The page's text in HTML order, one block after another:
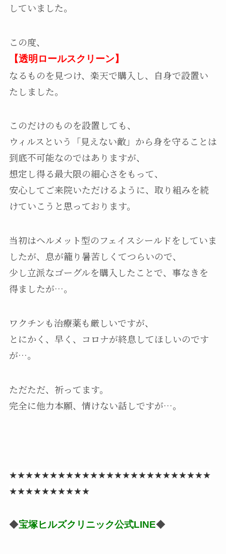
していました。
この度、
【透明ロールスクリーン】
なるものを見つけ、楽天で購入し、自身で設置い
たしました。
このだけのものを設置しても、
ウィルスという「見えない敵」から身を守ることは
到底不可能なのではありますが、
想定し得る最大限の細心さをもって、
安心してご来院いただけるように、取り組みを続
けていこうと思っております。
当初はヘルメット型のフェイスシールドをしていま
したが、息が籠り暑苦しくてつらいので、
少し立派なゴーグルを購入したことで、事なきを
得ましたが…。
ワクチンも治療薬も厳しいですが、
とにかく、早く、コロナが終息してほしいのです
が…。
ただただ、祈ってます。
完全に他力本願、情けない話しですが…。
★★★★★★★★★★★★★★★★★★★★★★★★★
★★★★★★★★★★
◆宝塚ヒルズクリニック公式LINE◆